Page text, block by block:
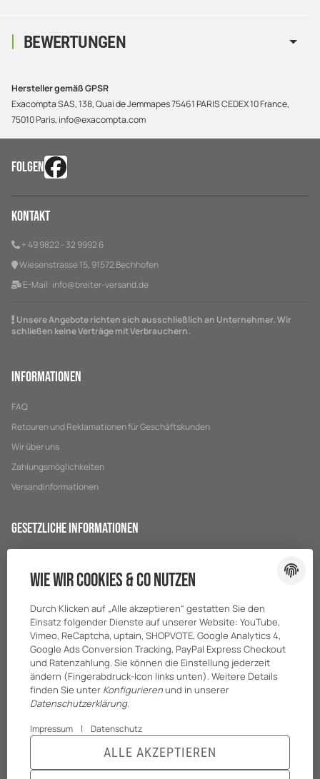
BEWERTUNGEN
Hersteller gemäß GPSR
Exacompta SAS, 138, Quai de Jemmapes 75461 PARIS CEDEX 10 France,
75010 Paris, info@exacompta.com
FOLGEN
Kontakt
+ 49 9822 - 32 9992 6
Wiesenstrasse 15, 91572 Bechhofen
E-Mail: info@breiter-versand.de
Unsere Angebote richten sich ausschließlich an Unternehmer. Wir
schließen keine Verträge mit Verbrauchern.
Informationen
FAQ
Retouren und Reklamationen für Geschäftskunden
Wir über uns
Zahlungsmöglichkeiten
Versandinformationen
Gesetzliche Informationen
Impressum
Batteriegesetzhinweise
Wie wir Cookies & Co nutzen
Durch Klicken auf „Alle akzeptieren“ gestatten Sie den
Einsatz folgender Dienste auf unserer Website: YouTube,
Vimeo, ReCaptcha, uptain, SHOPVOTE, Google Analytics 4,
Google Ads Conversion Tracking, PayPal Express Checkout
und Ratenzahlung. Sie können die Einstellung jederzeit
ändern (Fingerabdruck-Icon links unten). Weitere Details
finden Sie unter Konfigurierenund in unserer
Datenschutzerklärung.
Impressum | Datenschutz
ALLE AKZEPTIEREN